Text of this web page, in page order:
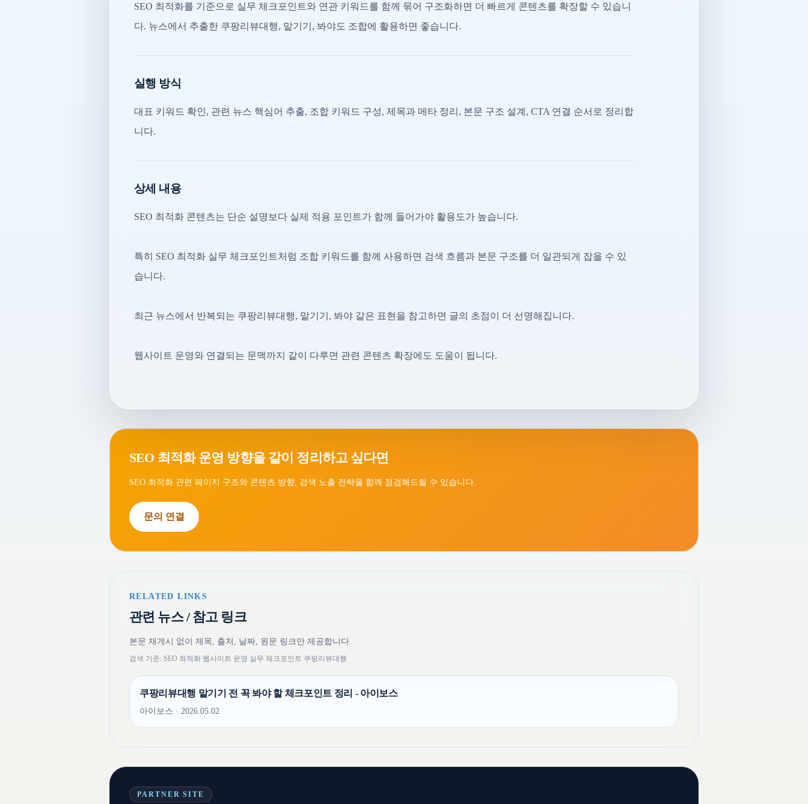
SEO 최적화를 기준으로 실무 체크포인트와 연관 키워드를 함께 묶어 구조화하면 더 빠르게 콘텐츠를 확장할 수 있습니
다. 뉴스에서 추출한 쿠팡리뷰대행, 맡기기, 봐야도 조합에 활용하면 좋습니다.
실행 방식
대표 키워드 확인, 관련 뉴스 핵심어 추출, 조합 키워드 구성, 제목과 메타 정리, 본문 구조 설계, CTA 연결 순서로 정리합
니다.
상세 내용
SEO 최적화 콘텐츠는 단순 설명보다 실제 적용 포인트가 함께 들어가야 활용도가 높습니다.
특히 SEO 최적화 실무 체크포인트처럼 조합 키워드를 함께 사용하면 검색 흐름과 본문 구조를 더 일관되게 잡을 수 있
습니다.
최근 뉴스에서 반복되는 쿠팡리뷰대행, 맡기기, 봐야 같은 표현을 참고하면 글의 초점이 더 선명해집니다.
웹사이트 운영와 연결되는 문맥까지 같이 다루면 관련 콘텐츠 확장에도 도움이 됩니다.
SEO 최적화 운영 방향을 같이 정리하고 싶다면
SEO 최적화 관련 페이지 구조와 콘텐츠 방향, 검색 노출 전략을 함께 점검해드릴 수 있습니다.
문의 연결
RELATED LINKS
관련 뉴스 / 참고 링크
본문 재게시 없이 제목, 출처, 날짜, 원문 링크만 제공합니다.
검색 기준: SEO 최적화 웹사이트 운영 실무 체크포인트 쿠팡리뷰대행
쿠팡리뷰대행 맡기기 전 꼭 봐야 할 체크포인트 정리 - 아이보스
아이보스 · 2026.05.02
PARTNER SITE